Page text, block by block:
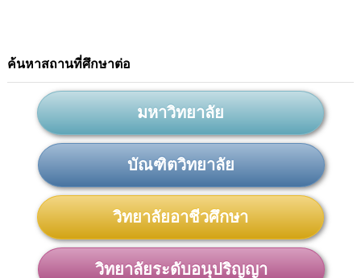
ค้นหาสถานที่ศึกษาต่อ
มหาวิทยาลัย
บัณฑิตวิทยาลัย
วิทยาลัยอาชีวศึกษา
วิทยาลัยระดับอนุปริญญา